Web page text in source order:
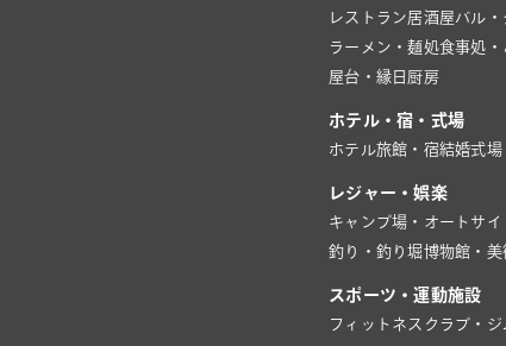
レストラン居酒屋バル・
ラーメン・麺処食事処・
屋台・縁日 厨房
ホテル・宿・式場
ホテル旅館・宿結婚式場
レジャー・娯楽
キャンプ場・オートサイ
釣り・釣り堀博物館・美
スポーツ・運動施設
フィットネスクラブ・ジ